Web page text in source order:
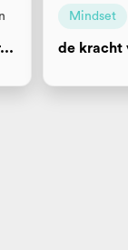
Mindset
de kracht